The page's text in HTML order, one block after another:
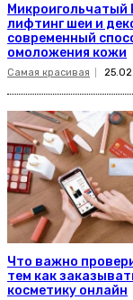
Микроигольчатый
лифтинг шеи и
современный
омоложения кожи
Самая красивая
Что важно
тем как
косметику онлайн